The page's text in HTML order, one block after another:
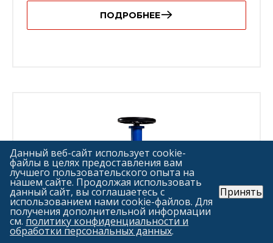
ПОДРОБНЕЕ
Данный веб-сайт использует cookie-
файлы в целях предоставления вам
лучшего пользовательского опыта на
нашем сайте. Продолжая использовать
данный сайт, вы соглашаетесь с
использованием нами cookie-файлов. Для
получения дополнительной информации
см. политику конфиденциальности и
обработки персональных данных.
Принять